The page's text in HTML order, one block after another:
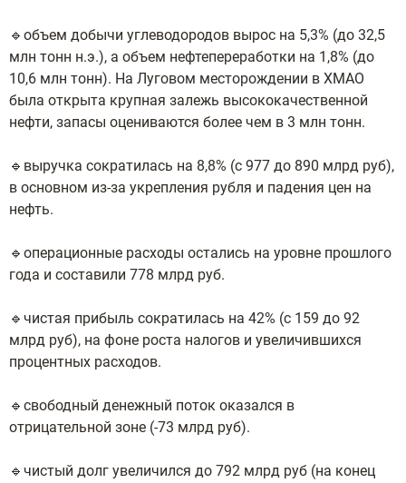
🔹объем добычи углеводородов вырос на 5,3% (до 32,5
млн тонн н.э.), а объем нефтепереработки на 1,8% (до
10,6 млн тонн). На Луговом месторождении в ХМАО
была открыта крупная залежь высококачественной
нефти, запасы оцениваются более чем в 3 млн тонн.
🔹выручка сократилась на 8,8% (с 977 до 890 млрд руб),
в основном из-за укрепления рубля и падения цен на
нефть.
🔹операционные расходы остались на уровне прошлого
года и составили 778 млрд руб.
🔹чистая прибыль сократилась на 42% (с 159 до 92
млрд руб), на фоне роста налогов и увеличившихся
процентных расходов.
🔹свободный денежный поток оказался в
отрицательной зоне (-73 млрд руб).
🔹чистый долг увеличился до 792 млрд руб (на конец